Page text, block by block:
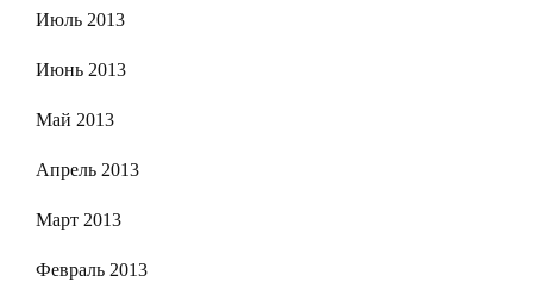
Июль 2013
Июнь 2013
Май 2013
Апрель 2013
Март 2013
Февраль 2013